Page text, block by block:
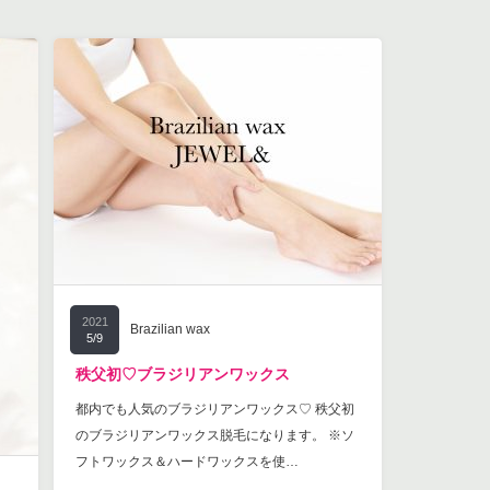
2021
5/9
Brazilian wax
秩父初♡ブラジリアンワックス
都内でも人気のブラジリアンワックス♡ 秩父初
のブラジリアンワックス脱毛になります。 ※ソ
フトワックス＆ハードワックスを使…